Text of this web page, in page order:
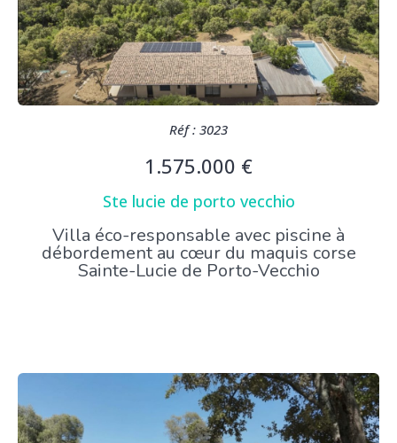
Réf : 3023
1.575.000 €
Ste lucie de porto vecchio
Villa éco-responsable avec piscine à
débordement au cœur du maquis corse
Sainte-Lucie de Porto-Vecchio